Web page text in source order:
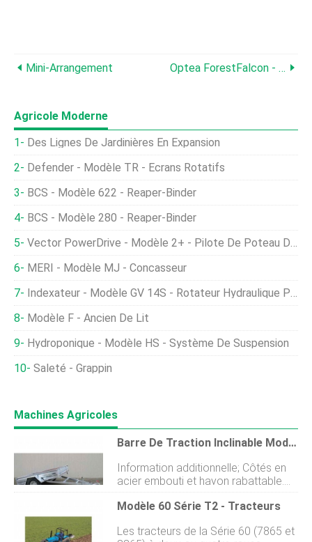
Mini-Arrangement Optea ForestFalcon - Modèle HUD - Système D'affichage Tête Haute Pour Machines Forestières
Agricole Moderne
Des Lignes De Jardinières En Expansion
Defender - Modèle TR - Écrans Rotatifs
BCS - Modèle 622 - Reaper-Binder
BCS - Modèle 280 - Reaper-Binder
Vector PowerDrive - Modèle 2+ - Pilote De Poteau De Clôture
MERI - Modèle MJ - Concasseur
Indexateur - Modèle GV 14S - Rotateur Hydraulique Pour Machines Agricoles Lourdes
Modèle F - Ancien De Lit
Hydroponique - Modèle HS - Système De Suspension
Saleté - Grappin
Machines Agricoles
Barre De Traction Inclinable Modèle - Remorques Commerciales Légères
Information additionnelle; Côtés en
acier embouti et hayon rabattable.
Jantes et pneus galvanisés de 13.
Lumières L.E.D Hella. Châssis et
chaud. Pont BD tanné. Lumières.
Modèle 60 Série T2 - Tracteurs
Les tracteurs de la Série 60 (7865 et